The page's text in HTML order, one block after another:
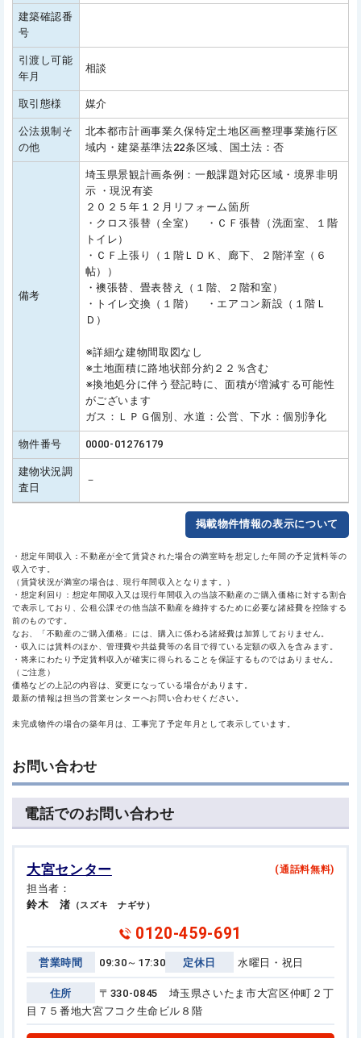
建築確認番
号
引渡し可能
年月
相談
取引態様 媒介
公法規制そ
の他
北本都市計画事業久保特定土地区画整理事業施行区
域内・建築基準法22条区域、国土法：否
備考
埼玉県景観計画条例：一般課題対応区域・境界非明
示 ・現況有姿
２０２５年１２月リフォーム箇所
・クロス張替（全室） ・ＣＦ張替（洗面室、１階
トイレ）
・ＣＦ上張り（１階ＬＤＫ、廊下、２階洋室（６
帖））
・襖張替、畳表替え（１階、２階和室）
・トイレ交換（１階） ・エアコン新設（１階Ｌ
Ｄ）
※詳細な建物間取図なし
※土地面積に路地状部分約２２％含む
※換地処分に伴う登記時に、面積が増減する可能性
がございます
ガス：ＬＰＧ個別、水道：公営、下水：個別浄化
物件番号 0000-01276179
建物状況調
査日
－
掲載物件情報の表示について
・想定年間収入：不動産が全て賃貸された場合の満室時を想定した年間の予定賃料等の
収入です。
（賃貸状況が満室の場合は、現行年間収入となります。）
・想定利回り：想定年間収入又は現行年間収入の当該不動産のご購入価格に対する割合
で表示しており、公租公課その他当該不動産を維持するために必要な諸経費を控除する
前のものです。
なお、「不動産のご購入価格」には、購入に係わる諸経費は加算しておりません。
・収入には賃料のほか、管理費や共益費等の名目で得ている定額の収入を含みます。
・将来にわたり予定賃料収入が確実に得られることを保証するものではありません。
（ご注意）
価格などの上記の内容は、変更になっている場合があります。
最新の情報は担当の営業センターへお問い合わせください。
未完成物件の場合の築年月は、工事完了予定年月として表示しています。
お問い合わせ
電話でのお問い合わせ
大宮センター
担当者：
鈴木 渚 （スズキ ナギサ）
0120-459-691
(通話料無料)
営業時間 09:30～17:30 定休日 水曜日・祝日
住所
〒330-0845 埼玉県さいたま市大宮区仲町２丁
目７５番地大宮フコク生命ビル８階